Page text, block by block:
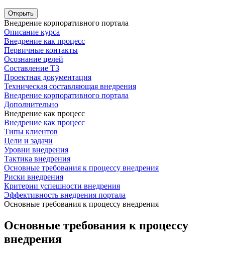
Открыть
Внедрение корпоративного портала
Описание курса
Внедрение как процесс
Первичные контакты
Осознание целей
Составление ТЗ
Проектная документация
Техническая составляющая внедрения
Внедрение корпоративного портала
Дополнительно
Внедрение как процесс
Внедрение как процесс
Типы клиентов
Цели и задачи
Уровни внедрения
Тактика внедрения
Основные требования к процессу внедрения
Риски внедрения
Критерии успешности внедрения
Эффективность внедрения портала
Основные требования к процессу внедрения
Основные требования к процессу
внедрения